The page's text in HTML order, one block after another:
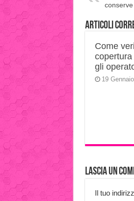
conserve
Articoli
Come
copertura
gli
19
Lascia un
Il tuo